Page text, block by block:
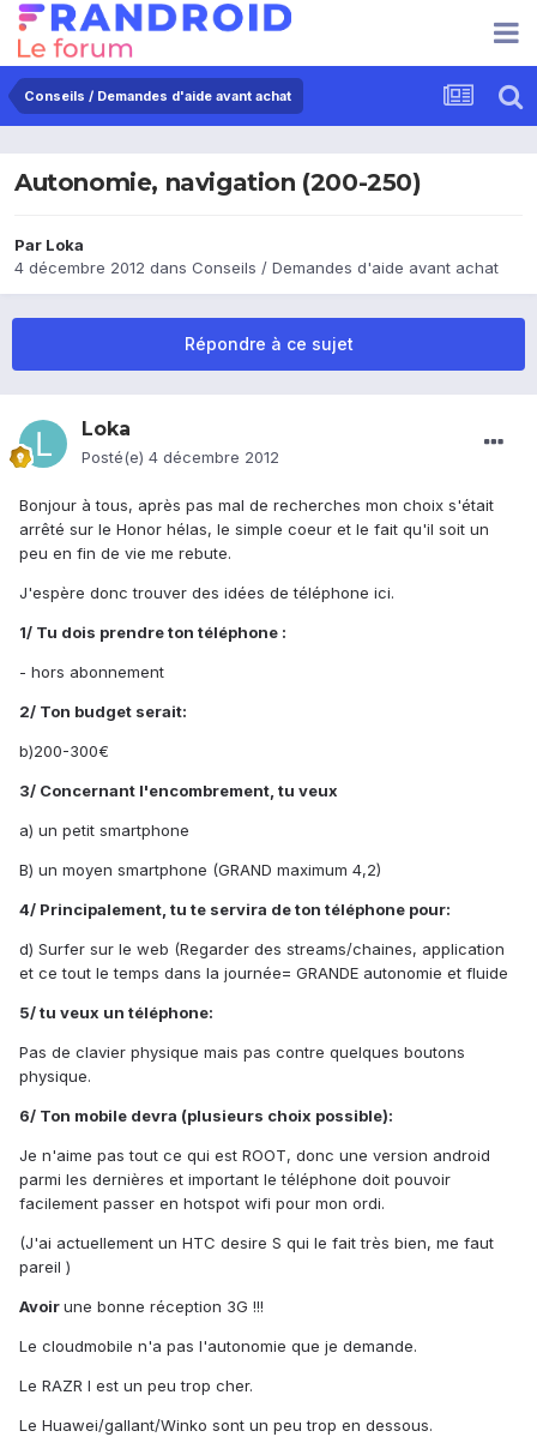
Conseils / Demandes d'aide avant achat
Autonomie, navigation (200-250)
Par Loka
4 décembre 2012 dans Conseils / Demandes d'aide avant achat
Répondre à ce sujet
Loka
Posté(e) 4 décembre 2012
Bonjour à tous, après pas mal de recherches mon choix s'était
arrêté sur le Honor hélas, le simple coeur et le fait qu'il soit un
peu en fin de vie me rebute.
J'espère donc trouver des idées de téléphone ici.
1/ Tu dois prendre ton téléphone :
- hors abonnement
2/ Ton budget serait:
b)200-300€
3/ Concernant l'encombrement, tu veux
a) un petit smartphone
B) un moyen smartphone (GRAND maximum 4,2)
4/ Principalement, tu te servira de ton téléphone pour:
d) Surfer sur le web (Regarder des streams/chaines, application
et ce tout le temps dans la journée= GRANDE autonomie et fluide
5/ tu veux un téléphone:
Pas de clavier physique mais pas contre quelques boutons
physique.
6/ Ton mobile devra (plusieurs choix possible):
Je n'aime pas tout ce qui est ROOT, donc une version android
parmi les dernières et important le téléphone doit pouvoir
facilement passer en hotspot wifi pour mon ordi.
(J'ai actuellement un HTC desire S qui le fait très bien, me faut
pareil )
Avoirune bonne réception 3G !!!
Le cloudmobile n'a pas l'autonomie que je demande.
Le RAZR I est un peu trop cher.
Le Huawei/gallant/Winko sont un peu trop en dessous.